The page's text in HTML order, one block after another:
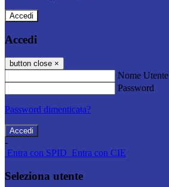
Accedi
Accedi
button close ×
Nome Utente
Password
Password dimenticata?
-
Entra con SPID Entra con CIE
Seleziona utente